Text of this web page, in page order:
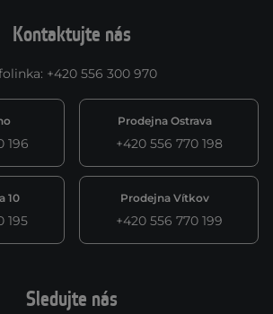
Kontaktujte nás
: +420 556 300 970
196
Prodejna Ostrava
+420 556 770 198
10
195
Prodejna Vítkov
+420 556 770 199
Sledujte nás